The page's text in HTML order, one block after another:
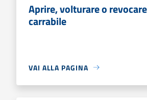
Aprire, volturare o
carrabile
VAI ALLA PAGINA